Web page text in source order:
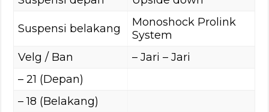
Suspensi belakang
Monoshock Prolink
System
Velg / Ban
– Jari – Jari
– 21 (Depan)
– 18 (Belakang)